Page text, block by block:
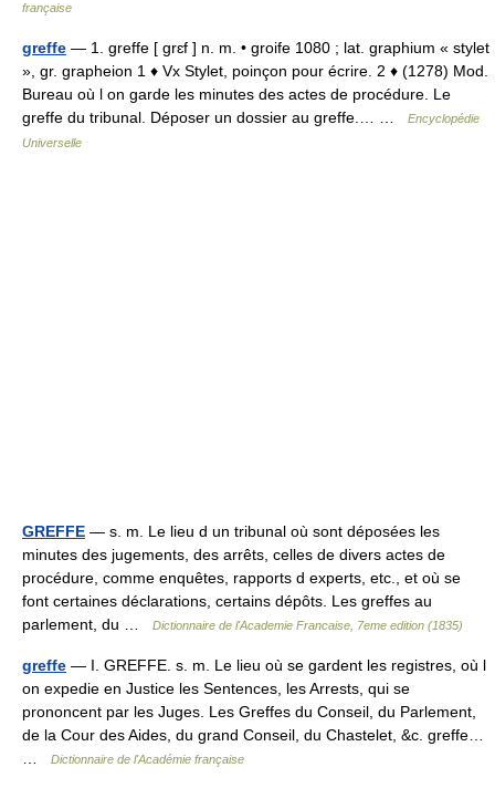
française
greffe — 1. greffe [ grɛf ] n. m. • groife 1080 ; lat. graphium « stylet
», gr. grapheion 1 ♦ Vx Stylet, poinçon pour écrire. 2 ♦ (1278) Mod.
Bureau où l on garde les minutes des actes de procédure. Le
greffe du tribunal. Déposer un dossier au greffe.… …
Encyclopédie
Universelle
GREFFE — s. m. Le lieu d un tribunal où sont déposées les
minutes des jugements, des arrêts, celles de divers actes de
procédure, comme enquêtes, rapports d experts, etc., et où se
font certaines déclarations, certains dépôts. Les greffes au
parlement, du …
Dictionnaire de l'Academie Francaise, 7eme edition (1835)
greffe — I. GREFFE. s. m. Le lieu où se gardent les registres, où l
on expedie en Justice les Sentences, les Arrests, qui se
prononcent par les Juges. Les Greffes du Conseil, du Parlement,
de la Cour des Aides, du grand Conseil, du Chastelet, &c. greffe…
Dictionnaire de l'Académie française